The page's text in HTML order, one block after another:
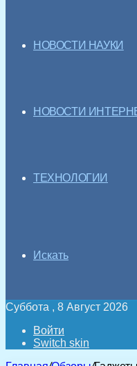
НОВОСТИ НАУКИ
НОВОСТИ
ТЕХНОЛОГИИ
Искать
Суббота , 8 Август 2026
Войти
Switch skin